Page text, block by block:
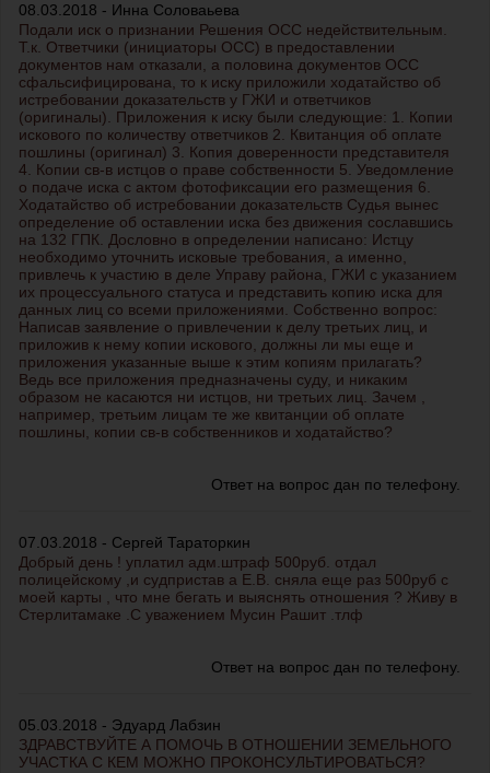
08.03.2018 - Инна Соловаьева
Подали иск о признании Решения ОСС недействительным.
Т.к. Ответчики (инициаторы ОСС) в предоставлении
документов нам отказали, а половина документов ОСС
сфальсифицирована, то к иску приложили ходатайство об
истребовании доказательств у ГЖИ и ответчиков
(оригиналы). Приложения к иску были следующие: 1. Копии
искового по количеству ответчиков 2. Квитанция об оплате
пошлины (оригинал) 3. Копия доверенности представителя
4. Копии св-в истцов о праве собственности 5. Уведомление
о подаче иска с актом фотофиксации его размещения 6.
Ходатайство об истребовании доказательств Судья вынес
определение об оставлении иска без движения сославшись
на 132 ГПК. Дословно в определении написано: Истцу
необходимо уточнить исковые требования, а именно,
привлечь к участию в деле Управу района, ГЖИ с указанием
их процессуального статуса и представить копию иска для
данных лиц со всеми приложениями. Собственно вопрос:
Написав заявление о привлечении к делу третьих лиц, и
приложив к нему копии искового, должны ли мы еще и
приложения указанные выше к этим копиям прилагать?
Ведь все приложения предназначены суду, и никаким
образом не касаются ни истцов, ни третьих лиц. Зачем ,
например, третьим лицам те же квитанции об оплате
пошлины, копии св-в собственников и ходатайство?
Ответ на вопрос дан по телефону.
07.03.2018 - Сергей Тараторкин
Добрый день ! уплатил адм.штраф 500руб. отдал
полицейскому ,и судпристав а Е.В. сняла еще раз 500руб с
моей карты , что мне бегать и выяснять отношения ? Живу в
Стерлитамаке .С уважением Мусин Рашит .тлф
Ответ на вопрос дан по телефону.
05.03.2018 - Эдуард Лабзин
ЗДРАВСТВУЙТЕ А ПОМОЧЬ В ОТНОШЕНИИ ЗЕМЕЛЬНОГО
УЧАСТКА С КЕМ МОЖНО ПРОКОНСУЛЬТИРОВАТЬСЯ?